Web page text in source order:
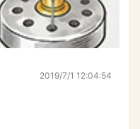
2019/7/1 12:04:54